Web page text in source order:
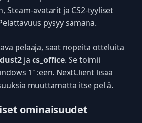
Steam-avatarit ja CS2-tyyliset
pysyy samana.
pelaaja, saat nopeita otteluita
ja cs_office. Se toimii
11:een. NextClient lisää
muuttamatta itse peliä.
ominaisuudet